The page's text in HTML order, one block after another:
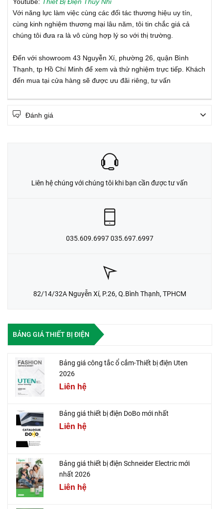
Với năng lực làm việc cùng các đối tác thương hiệu uy tín,
cùng kinh nghiệm thương mại lâu năm, tôi tin chắc giá cả
chúng tôi đưa ra là vô cùng hợp lý so với thị trường.
Đến với showroom 43 Nguyễn Xí, phường 26, quận Bình
Thạnh, tp Hồ Chí Minh để xem và thử nghiệm trực tiếp. Khách
đến mua tại cửa hàng sẽ được ưu đãi riêng, tư vấn
Đánh giá
Liên hệ chúng với chúng tôi khi bạn cần được tư vấn
035.609.6997 035.697.6997
82/14/32A Nguyễn Xí, P.26, Q.Bình Thạnh, TPHCM
BẢNG GIÁ THIẾT BỊ ĐIỆN
Bảng giá công tắc ổ cắm-Thiết bị điện Uten
2026
Liên hệ
Bảng giá thiết bị điện DoBo mới nhất
Liên hệ
Bảng giá thiết bị điện Schneider Electric mới
nhất 2026
Liên hệ